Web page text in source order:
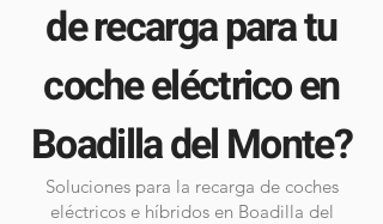
de recarga para tu
coche eléctrico en
Boadilla del Monte?
Soluciones para la recarga de coches
eléctricos e híbridos en Boadilla del